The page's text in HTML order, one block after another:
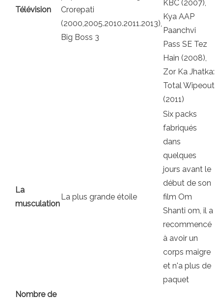
Télévision
Crorepati
(2000,2005.2010.2011.2013),
Big Boss 3
KBC (2007),
Kya AAP
Paanchvi
Pass SE Tez
Hain (2008),
Zor Ka Jhatka:
Total Wipeout
(2011)
La
musculation
La plus grande étoile
Six packs
fabriqués
dans
quelques
jours avant le
début de son
film Om
Shanti om, il a
recommencé
à avoir un
corps maigre
et n'a plus de
paquet
Nombre de